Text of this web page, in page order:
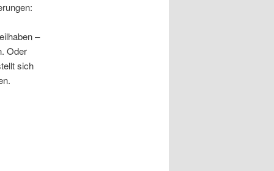
–
Oder
sich